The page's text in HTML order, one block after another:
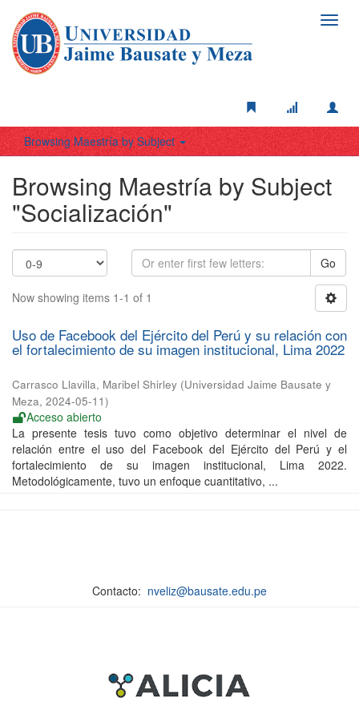
Browsing Maestría by Subject
Browsing Maestría by Subject
"Socialización"
Go
Now showing items 1-1 of 1
Uso de Facebook del Ejército del Perú y su relación con
el fortalecimiento de su imagen institucional, Lima 2022
Carrasco Llavilla, Maribel Shirley (Universidad Jaime Bausate y
Meza, 2024-05-11)
Acceso abierto
La presente tesis tuvo como objetivo determinar el nivel de
relación entre el uso del Facebook del Ejército del Perú y el
fortalecimiento de su imagen institucional, Lima 2022.
Metodológicamente, tuvo un enfoque cuantitativo, ...
Contacto: nveliz@bausate.edu.pe